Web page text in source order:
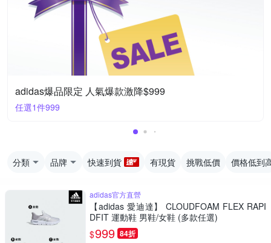
adidas爆品限定 人氣爆款激降$999
任選1件999
分類 品牌 快速到貨 有現貨 挑戰低價 價格低到
adidas官方直營
【adidas 愛迪達】 CLOUDFOAM FLEX RAPI
DFIT 運動鞋 男鞋/女鞋 (多款任選)
$999 84折